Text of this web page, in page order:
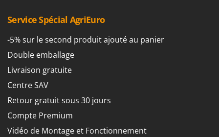
Service Spécial AgriEuro
-5% sur le second produit ajouté au panier
Double emballage
Livraison gratuite
Centre SAV
Retour gratuit sous 30 jours
Compte Premium
Vidéo de Montage et Fonctionnement